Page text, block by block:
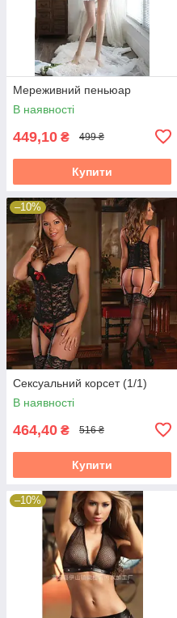
Мереживний пеньюар
В наявності
449,10 ₴ 499 ₴
Купити
–10%
Сексуальний корсет (1/1)
В наявності
464,40 ₴ 516 ₴
Купити
–10%